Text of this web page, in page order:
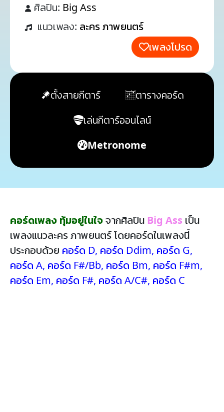
ศิลปิน: Big Ass
แนวเพลง: ละคร ภาพยนตร์
เพลงโปรด
ตั้งสายกีตาร์
ตารางคอร์ด
เล่นกีตาร์ออนไลน์
Metronome
คอร์ดเพลง ทุ้มอยู่ในใจจากศิลปิน Big Ass เป็น
เพลงแนวละคร ภาพยนตร์ โดยคอร์ดในเพลงนี้
ประกอบด้วย คอร์ด D, คอร์ด Ddim, คอร์ด G,
คอร์ด A, คอร์ด F#/Bb, คอร์ด Bm, คอร์ด F#m,
คอร์ด Em, คอร์ด F#, คอร์ด A/C#, คอร์ด C